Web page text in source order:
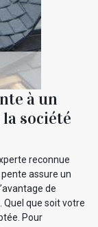
à un
société
reconnue
assure un
de
Quel que soit votre
Pour